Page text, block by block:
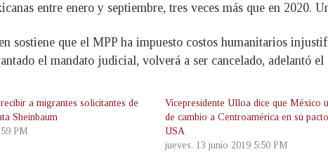
entre enero y septiembre, tres veces más que en 2020.
sostiene que el MPP ha impuesto costos humanitarios
el mandato judicial, volverá a ser cancelado, adelantó
a migrantes solicitantes de
Sheinbaum
PM
Vicepresidente Ulloa dice que México
de cambio a Centroamérica en su
USA
jueves, 13 junio 2019 5:50 PM